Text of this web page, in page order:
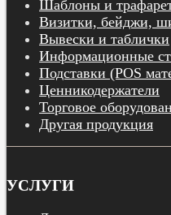
Шаблоны и
Визитки, бейджи,
Вывески и таблички
Информационные
Подставки (POS
Ценникодержатели
Торговое
Другая продукция
УСЛУГИ